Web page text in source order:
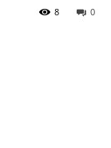
0
8